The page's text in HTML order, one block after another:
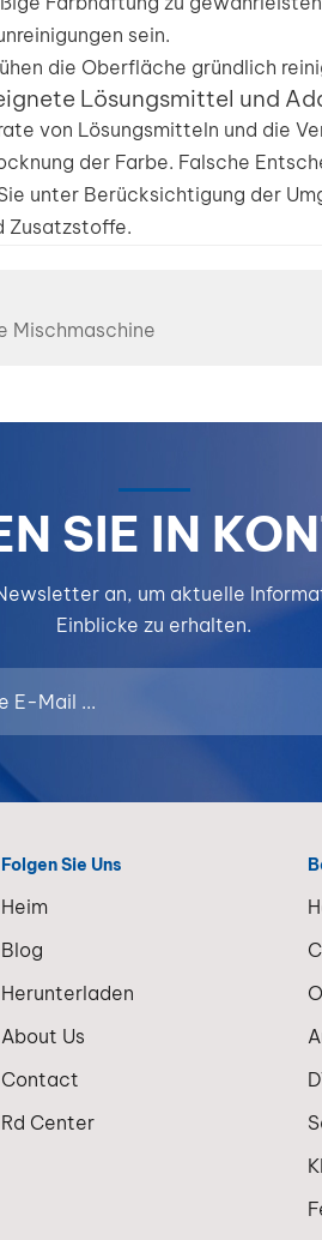
sein.
die Oberfläche gründlich
Lösungsmittel und
von Lösungsmitteln und die
der Farbe. Falsche
unter Berücksichtigung der
Zusatzstoffe.
Mischmaschine
SIE IN
an, um aktuelle
Einblicke zu erhalten.
Folgen Sie Uns
Heim
Blog
Herunterladen
About Us
Contact
Rd Center